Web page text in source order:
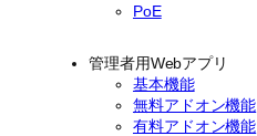
PoE
管理者用Webアプリ
基本機能
無料アドオン機能
有料アドオン機能